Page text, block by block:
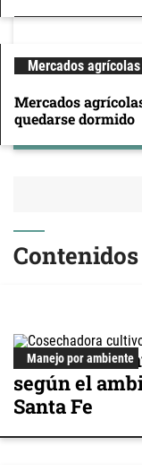
Mercados agrícolas
Mercados
quedarse dormido
Manejo por ambiente
Cultivo de
según el
Santa Fe